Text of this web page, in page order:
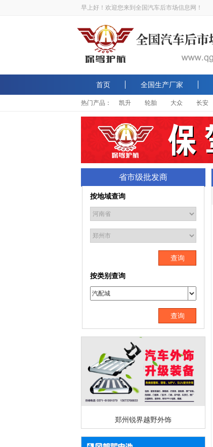
早上好！欢迎您来到全国汽车后市场信息网！
首页 全国生产厂家
热门产品： 凯升 轮胎 大众 长安
省市级批发商
按地域查询
查询
按类别查询
查询
郑州锐界越野外饰